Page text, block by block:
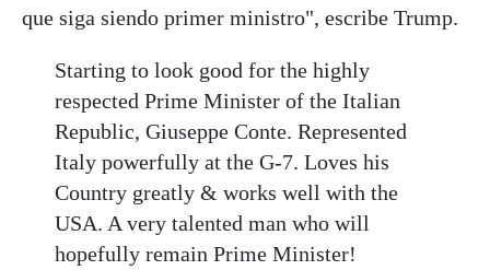
que siga siendo primer ministro", escribe Trump.
Starting to look good for the highly
respected Prime Minister of the Italian
Republic, Giuseppe Conte. Represented
Italy powerfully at the G-7. Loves his
Country greatly & works well with the
USA. A very talented man who will
hopefully remain Prime Minister!